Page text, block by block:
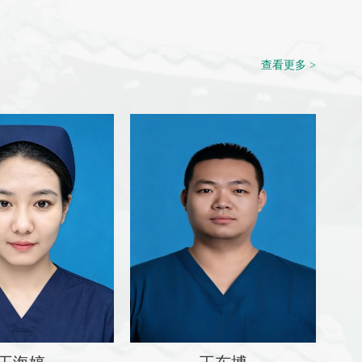
查看更多 >